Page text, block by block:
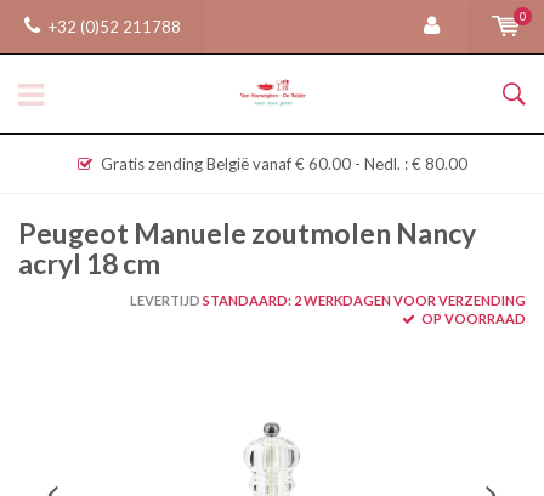
+32 (0)52 211788
0
Gratis zending België vanaf € 60.00 - Nedl. : € 80.00
Peugeot Manuele zoutmolen Nancy
acryl 18 cm
LEVERTIJD STANDAARD: 2 WERKDAGEN VOOR VERZENDING
OP VOORRAAD